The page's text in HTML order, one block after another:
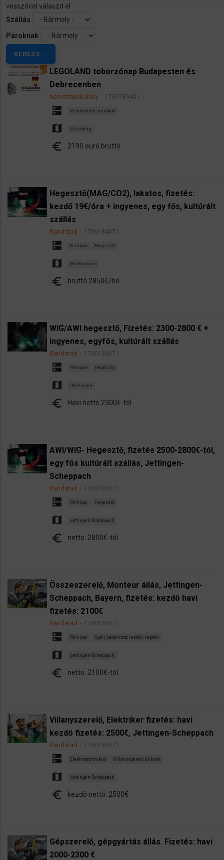
vesszővel válaszd el
Szállás
Pároknak
LEGOLAND toborzónap Budapesten és
Debrecenben
nemetmunkahely 1780789401
dns Vendéglátós munkák
map Günzburg
euro 2190 euró bruttó
Hegesztő(MAG/CO2), lakatos, fizetés:
kezdő 19€/óra + ingyenes, egy fős, kultúrált
szállás
Randstad 1780184071
dns Fémipar Hegesztő
map Weißenhorn
euro bruttó 2850€/hó
WIG/AWI hegesztő, Fizetés: 2300-2800 € +
ingyenes, egyfös, kultúrált szállás
Randstad 1780184071
dns Fémipar Hegesztő
map Illertissen
euro Havi nettó 2300€-tól
AWI/WIG- Hegesztő, fizetés 2500-2800€-tól,
egy fös kultúrált szállás, Jettingen-
Scheppach
Randstad 1780184071
dns Fémipar Hegesztő
map Jettingen-Scheppach
euro netto: 2800€-tól
Összeszerelő, Monteur állás, Jettingen-
Scheppach, Bayern, fizetés: kezdö havi
fizetés: 2100€
Randstad 1780184071
dns Fémipar Gyári, betanított, raktári, reptéri
map Jettingen-Scheppach
euro netto: 2100€-tól
Villanyszerelő, Elektriker fizetés: havi
kezdö fizetés: 2500€, Jettingen-Scheppach
Randstad 1780184071
dns Elektrotechnikus Villanyszerelő állások
map Jettingen-Scheppach
euro kezdö nettó: 2500€
Gépszerelő, gépgyártás állás. Fizetés: havi
2000-2300 €